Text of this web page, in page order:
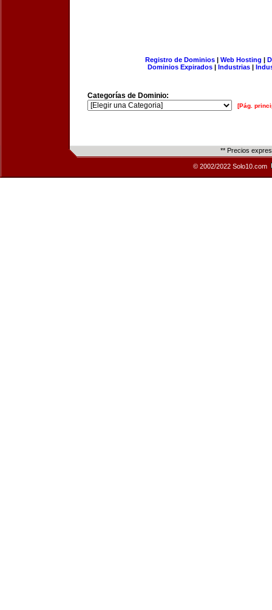
Registro de Dominios| Web Hosting |
Dominios Expirados | Industrias |
Categorías de Dominio:
[Pág.
** Precios
© 2002/2022 Solo10.com